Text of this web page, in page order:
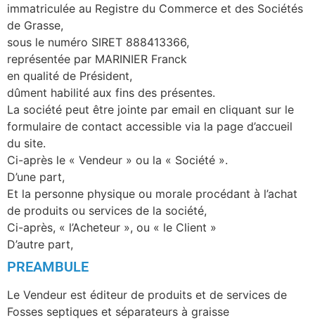
immatriculée au Registre du Commerce et des Sociétés
de Grasse,
sous le numéro SIRET 888413366,
représentée par MARINIER Franck
en qualité de Président,
dûment habilité aux fins des présentes.
La société peut être jointe par email en cliquant sur le
formulaire de contact accessible via la page d’accueil
du site.
Ci-après le « Vendeur » ou la « Société ».
D’une part,
Et la personne physique ou morale procédant à l’achat
de produits ou services de la société,
Ci-après, « l’Acheteur », ou « le Client »
D’autre part,
PREAMBULE
Le Vendeur est éditeur de produits et de services de
Fosses septiques et séparateurs à graisse